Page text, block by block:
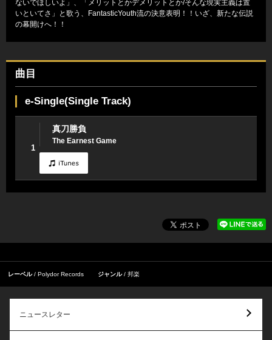
ないでほしいよ」、「メリットとかデメリットとか/そんな現実主義は置
いといてさ」と歌う、FantasticYouth流の決意表明！！いざ、新たな伝説
の幕開けへ！！
曲目
e-Single(Single Track)
1
真刀勝負
The Earnest Game
レーベル Polydor Records ジャンル 邦楽
ニュースレター